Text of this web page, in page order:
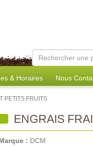
& Horaires Nous
PETITS FRUITS
ENGRAIS
: DCM